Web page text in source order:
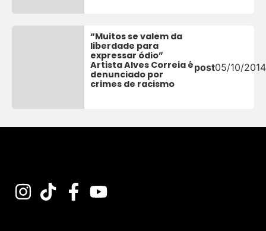
“Muitos se valem da
liberdade para
expressar ódio”
Artista Alves Correia é
denunciado por
crimes de racismo
post05/10/2014